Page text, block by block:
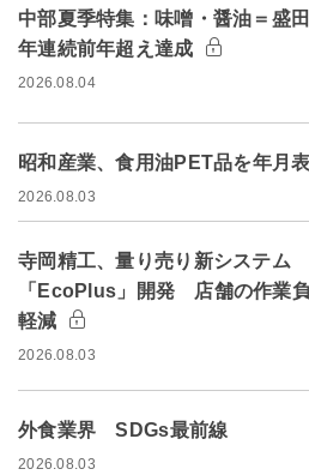
中部夏季特集：味噌・醤油＝盛
年連続前年超え達成
2026.08.04
昭和産業、食用油PET品を年月
2026.08.03
寺岡精工、量り売り新システム
「EcoPlus」開発 店舗の作業
軽減
2026.08.03
外食業界 SDGs最前線
2026.08.03